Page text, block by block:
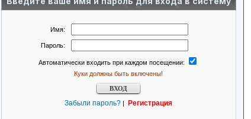
Имя:
Пароль:
Автоматически входить при каждом посещении:
Куки должны быть включены!
Забыли пароль? | Регистрация